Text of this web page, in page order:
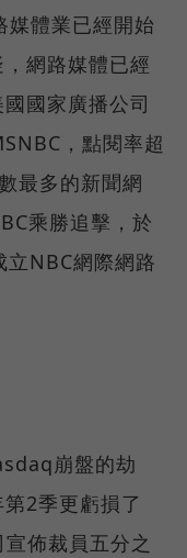
體業已經開始
網路媒體已經
國家廣播公司
，點閱率超
最多的新聞網
乘勝追擊，於
NBC網際網路
崩盤的劫
2季更虧損了
佈裁員五分之